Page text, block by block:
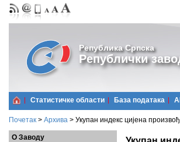
Република Српска
Републички
Статистичке области Базa података
Почетак > Архива > Укупан индекс цијена
О Заводу